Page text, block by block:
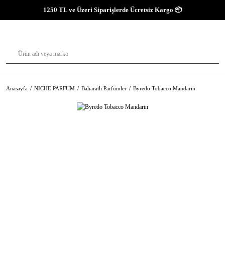
1250 TL ve Üzeri Siparişlerde Ücretsiz Kargo 📦
Anasayfa NICHE PARFUM Baharatlı Parfümler Byredo Tobacco Mandarin